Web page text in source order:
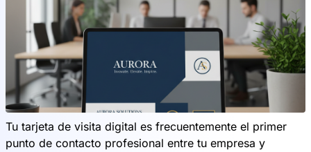
Tu tarjeta de visita digital es frecuentemente el primer
punto de contacto profesional entre tu empresa y